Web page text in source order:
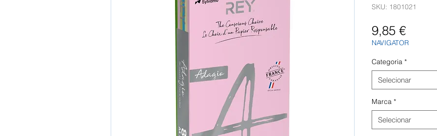
SKU: 1801021
9,85 €Preço
NAVIGATOR
Categoria *
Selecionar
Marca *
Selecionar